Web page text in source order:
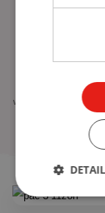
Deel jouw
website. Zonder